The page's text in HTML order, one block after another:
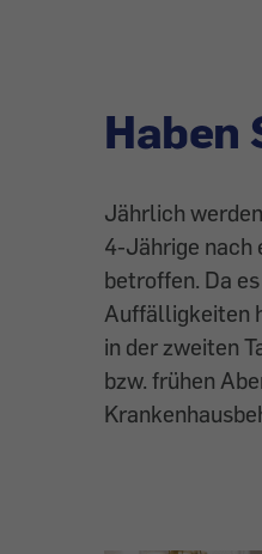
Haben
Jährlich
4-Jährige nach
betroffen. Da
Auffälligkeiten
in der zweiten
bzw. frühen